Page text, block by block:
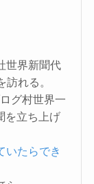
世界新聞代
れる。
グ村世界一
を立ち上げ
いたらでき